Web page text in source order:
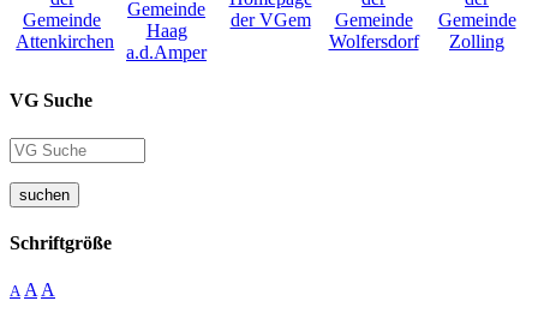
VG Suche
suchen
Schriftgröße
A A A